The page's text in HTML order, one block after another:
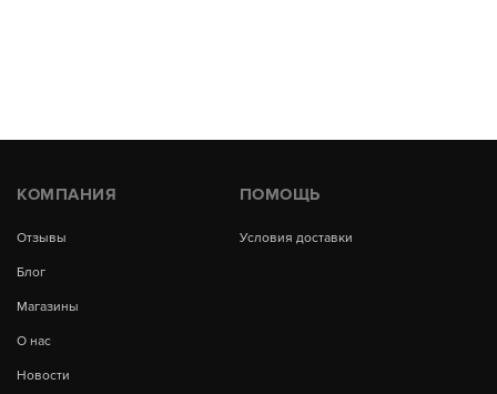
КОМПАНИЯ
Отзывы
Блог
Магазины
О нас
Новости
ПОМОЩЬ
Условия доставки